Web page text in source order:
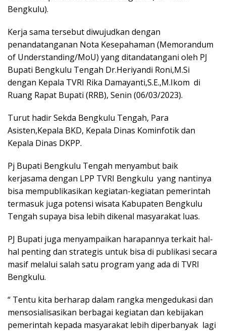
Bengkulu).
Kerja sama tersebut diwujudkan dengan
penandatanganan Nota Kesepahaman (Memorandum
of Understanding/MoU) yang ditandatangani oleh PJ
Bupati Bengkulu Tengah Dr.Heriyandi Roni,M.Si
dengan Kepala TVRI Rika Damayanti,S.E.,M.Ikom di
Ruang Rapat Bupati (RRB), Senin (06/03/2023).
Turut hadir Sekda Bengkulu Tengah, Para
Asisten,Kepala BKD, Kepala Dinas Kominfotik dan
Kepala Dinas DKPP.
Pj Bupati Bengkulu Tengah menyambut baik
kerjasama dengan LPP TVRI Bengkulu yang nantinya
bisa mempublikasikan kegiatan-kegiatan pemerintah
termasuk juga potensi wisata Kabupaten Bengkulu
Tengah supaya bisa lebih dikenal masyarakat luas.
PJ Bupati juga menyampaikan harapannya terkait hal-
hal penting dan strategis untuk bisa di publikasi secara
masif melalui salah satu program yang ada di TVRI
Bengkulu.
“ Tentu kita berharap dalam rangka mengedukasi dan
mensosialisasikan berbagai kegiatan dan kebijakan
pemerintah kepada masyarakat lebih diperbanyak lagi